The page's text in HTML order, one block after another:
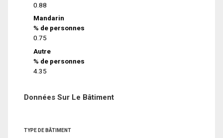
0.88
Mandarin
% de personnes
0.75
Autre
% de personnes
4.35
Données Sur Le Bâtiment
TYPE DE BÂTIMENT